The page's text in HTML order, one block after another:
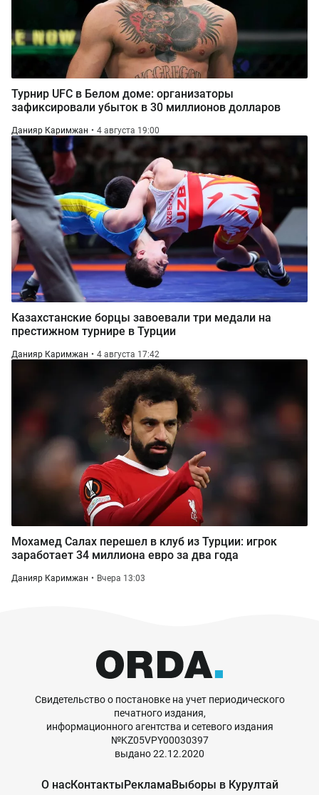
Турнир UFC в Белом доме: организаторы
зафиксировали убыток в 30 миллионов долларов
Данияр Каримжан 4 августа 19:00
Казахстанские борцы завоевали три медали на
престижном турнире в Турции
Данияр Каримжан 4 августа 17:42
Мохамед Салах перешел в клуб из Турции: игрок
заработает 34 миллиона евро за два года
Данияр Каримжан Вчера 13:03
Свидетельство о постановке на учет периодического
печатного издания,
информационного агентства и сетевого издания
№KZ05VPY00030397
выдано 22.12.2020
О насКонтактыРекламаВыборы в Курултай